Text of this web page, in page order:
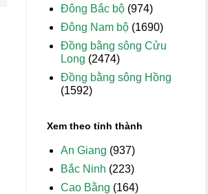
Đông Bắc bộ (974)
Đông Nam bộ (1690)
Đồng bằng sông Cửu
Long (2474)
Đồng bằng sông Hồng
(1592)
Xem theo tỉnh thành
An Giang (937)
Bắc Ninh (223)
Cao Bằng (164)